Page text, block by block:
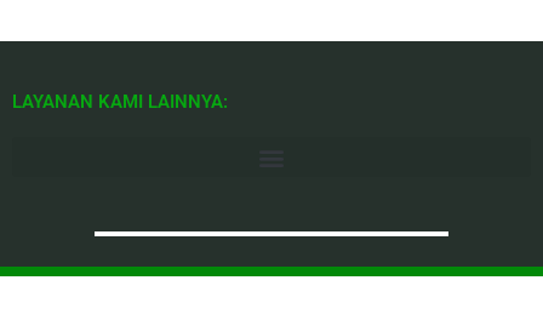
LAYANAN KAMI LAINNYA: